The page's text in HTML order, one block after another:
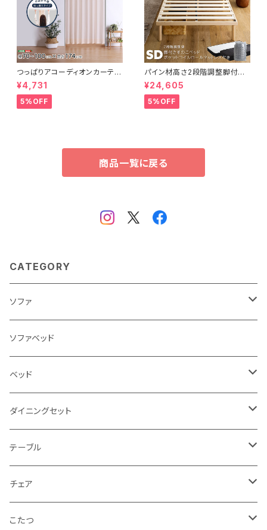
つっぱりアコーディオンカーテ
ン 100×174cm SH-16-TA
DC
¥4,731
5%OFF
パイン材高さ2段階調整脚付き
すのこベッド ポケットコイルマッ
トレスセット(セミダブル) ASP-
SRM-SD
¥24,605
5%OFF
商品一覧に戻る
CATEGORY
ソファ
3人掛け
2.5人掛け
2人掛け
1人掛け
カウチソファ
コーナーソファ
ソファベッド
ベッド
シングルサイズ以下（フレームのみ）
セミダブルサイズ（フレームのみ）
ダブルサイズ（フレームのみ）
ワイドダブルサイズ以上（フレームのみ）
ダイニングセット
ダイニング3点セット以下
ダイニング4点セット
ダイニング5点・6点セット
テーブル
センターテーブル
ダイニングテーブル
チェア
ダイニングチェア
こたつ